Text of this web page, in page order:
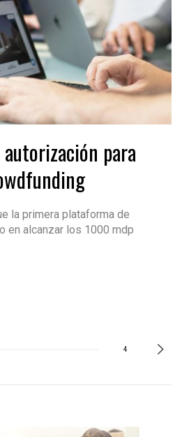
para
la primera plataforma de
en alcanzar los 1000 mdp
4